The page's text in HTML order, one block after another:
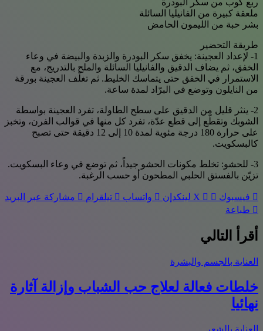
ملعقة كبيرة من الفانيليا السائلة
بشر حبة من الليمون الحامض
طريقة التحضير
1- لإعداد العجينة: يخفق سكر البودرة والزبدة والبيضة في وعاء
الخفق، ثم يضاف الدقيق والفانيليا السائلة والملح بالتدريج، مع
الاستمرار في الخفق حتى يتماسك الخليط. ثم تغلّف العجينة بورقة
من النايلون وتوضع في البرّاد لمدة ساعة.
2- ينثر قليل من الدقيق على سطح الطاولة، تفرد العجينة بواسطة
الشوبك وتقطّع إلى قطع عدّة، تفرد كل منها في قوالب الفرن، وتخبز
على حرارة 180 درجة مئوية لمدة 10 إلى 12 دقيقة حتى تصبح
كالبسكويت.
3- للحشو: تخلط مكونات الحشو جيداً، ثم توضع في وعاء البسكويت.
تزيّن بالفستق الحلبي المطحون أو حسب الرغبة.
فيسبوك ‫X لينكدإن واتساب تيلقرام
مشاركة عبر البريد
طباعة
أقرأ التالي
العناية بالجسم والبشرة
خلطات فعالة لعلاج حب الشباب وإزالة آثارة
نهائيا
العناية بالشعر